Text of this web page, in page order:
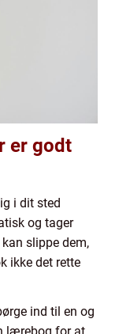
er godt
i dit sted
og tager
slippe dem,
ikke det rette
ind til en og